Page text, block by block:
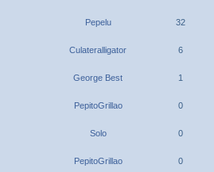
Pepelu 32
Culateralligator 6
George Best 1
PepitoGrillao 0
Solo 0
PepitoGrillao 0